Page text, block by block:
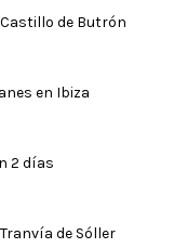
de Butrón
en Ibiza
2 días
de Sóller